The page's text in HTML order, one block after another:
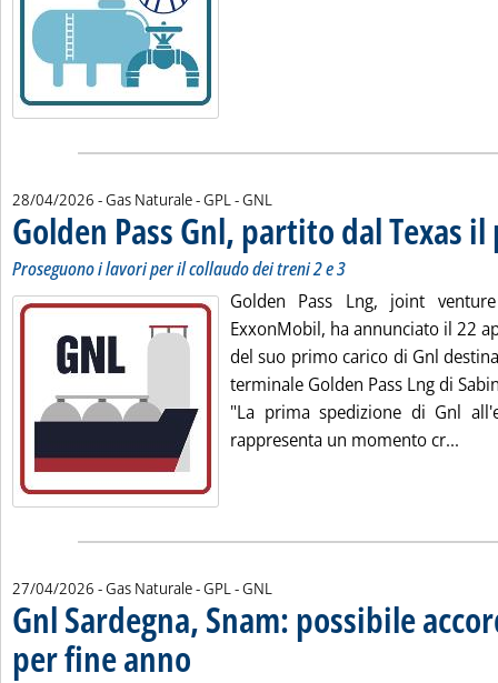
28/04/2026 - Gas Naturale - GPL - GNL
Golden Pass Gnl, partito dal Texas
Proseguono i lavori per il collaudo dei treni 2 e 3
Golden Pass Lng, joint
ExxonMobil, ha annunciato il 22
del suo primo carico di Gnl
terminale Golden Pass Lng di
"La prima spedizione di Gnl
rappresenta un momento cr...
27/04/2026 - Gas Naturale - GPL - GNL
Gnl Sardegna, Snam: possibile
per fine anno . Sottotitolo: Le risposte alle domande di ReCommon in
. Pubblicata lunedì 27 aprile 2026 alle 16.48.